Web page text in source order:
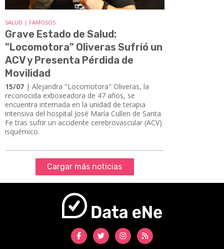
SALUD | FAMOSOS
Grave Estado de Salud:
"Locomotora" Oliveras Sufrió un
ACV y Presenta Pérdida de
Movilidad
15/07 | Alejandra "Locomotora" Oliveras, la
reconocida exboxeadora de 47 años, se
encuentra internada en la unidad de terapia
intensiva del hospital José María Cullen de Santa
Fe tras sufrir un accidente cerebrovascular (ACV)
isquémico.
Cargar más noticias